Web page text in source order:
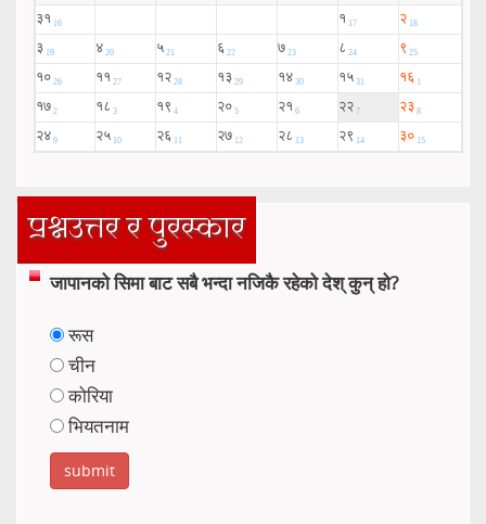
प्रश्नउत्तर र पुरस्कार
जापानको सिमा बाट सबै भन्दा नजिकै रहेको देश् कुन् हो?
रूस
चीन
कोरिया
भियतनाम